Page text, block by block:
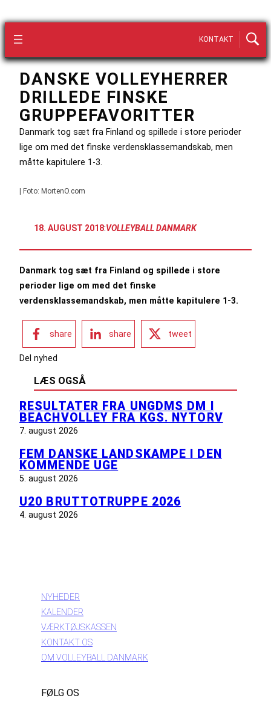
KONTAKT
DANSKE VOLLEYHERRER
DRILLEDE FINSKE
GRUPPEFAVORITTER
Danmark tog sæt fra Finland og spillede i store perioder
lige om med det finske verdensklassemandskab, men
måtte kapitulere 1-3.
| Foto: MortenO.com
18. AUGUST 2018:VOLLEYBALL DANMARK
Danmark tog sæt fra Finland og spillede i store
perioder lige om med det finske
verdensklassemandskab, men måtte kapitulere 1-3.
share share tweet
Del nyhed
LÆS OGSÅ
RESULTATER FRA UNGDMS DM I
BEACHVOLLEY FRA KGS. NYTORV
7. august 2026
FEM DANSKE LANDSKAMPE I DEN
KOMMENDE UGE
5. august 2026
U20 BRUTTOTRUPPE 2026
4. august 2026
NYHEDER
KALENDER
VÆRKTØJSKASSEN
KONTAKT OS
OM VOLLEYBALL DANMARK
FØLG OS